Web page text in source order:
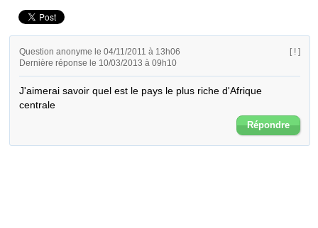
Question anonyme le 04/11/2011 à 13h06
Dernière réponse le 10/03/2013 à 09h10
[ ! ]
J'aimerai savoir quel est le pays le plus riche d'Afrique
centrale
Répondre